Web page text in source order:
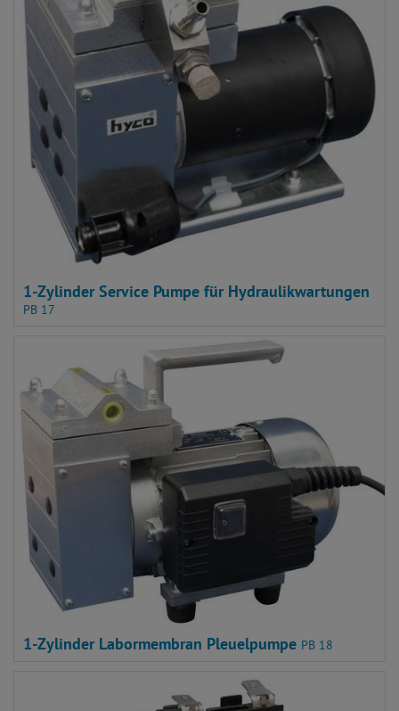
1-Zylinder Service Pumpe für Hydraulikwartungen
PB 17
1-Zylinder Labormembran Pleuelpumpe PB 18